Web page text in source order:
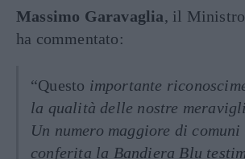
Massimo Garavaglia, il
ha commentato:
“Questo importante
la qualità delle nostre
Un numero maggiore di
conferita la Bandiera Blu